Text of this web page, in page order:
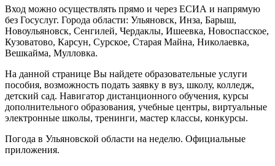
Вход можно осуществлять прямо и через ЕСИА и напрямую
без Госуслуг. Города области: Ульяновск, Инза, Барыш,
Новоульяновск, Сенгилей, Чердаклы, Ишеевка, Новоспасское,
Кузоватово, Карсун, Сурское, Старая Майна, Николаевка,
Вешкайма, Мулловка.
На данной странице Вы найдете образовательные услуги
пособия, возможность подать заявку в вуз, школу, колледж,
детский сад. Навигатор дистанционного обучения, курсы
дополнительного образования, учебные центры, виртуальные
электронные школы, тренинги, мастер классы, конкурсы.
Погода в Ульяновской области на неделю. Официальные
приложения.